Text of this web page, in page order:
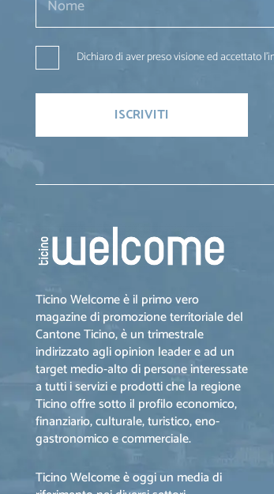
Dichiaro di aver preso visione ed accettato
Ticino Welcome è il primo vero
magazine di promozione territoriale del
Cantone Ticino, è un trimestrale
indirizzato agli opinion leader e ad un
target medio-alto di persone interessate
a tutti i servizi e prodotti che la regione
Ticino offre sotto il profilo economico,
finanziario, culturale, turistico, eno-
gastronomico e commerciale.
Ticino Welcome è oggi un media di